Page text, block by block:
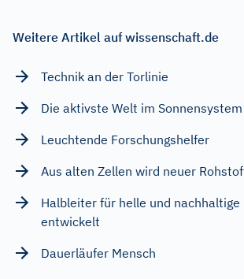
Weitere Artikel auf wissenschaft.de
Technik an der Torlinie
Die aktivste Welt im Sonnensystem
Leuchtende Forschungshelfer
Aus alten Zellen wird neuer
Halbleiter für helle und nachhaltige
entwickelt
Dauerläufer Mensch